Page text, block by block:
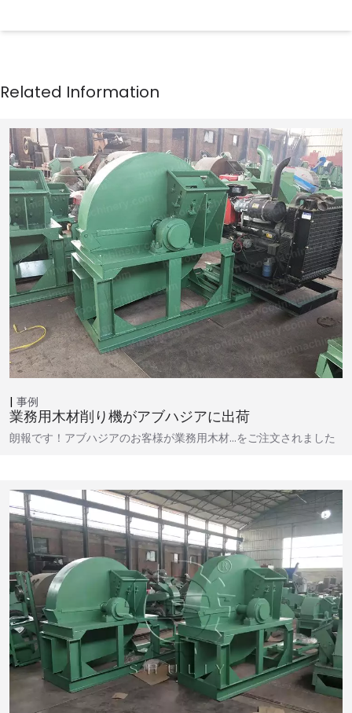
事例
業務用木材削り機がアブハジアに出荷
朗報です！アブハジアのお客様が業務用木材…をご注文されました